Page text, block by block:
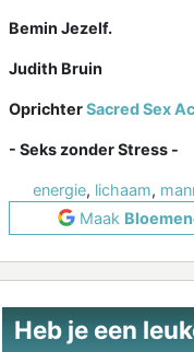
Bemin Jezelf.
Judith Bruin
OprichterSacred Sex
- Seks zonder Stress -
energie, lichaam,
Maak
Heb je een